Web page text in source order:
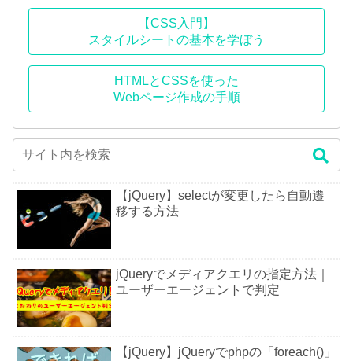
【CSS入門】
スタイルシートの基本を学ぼう
HTMLとCSSを使った
Webページ作成の手順
【jQuery】selectが変更したら自動遷
移する方法
jQueryでメディアクエリの指定方法｜
ユーザーエージェントで判定
【jQuery】jQueryでphpの「foreach()」